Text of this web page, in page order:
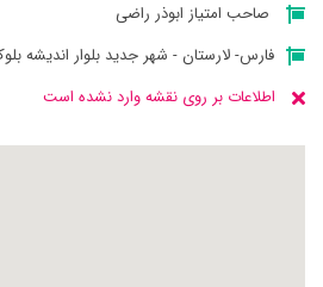
صاحب امتیاز ابوذر راضی
فارس- لارستان - شهر جديد بلوار اندیشه
اطلاعات بر روی نقشه وارد نشده است